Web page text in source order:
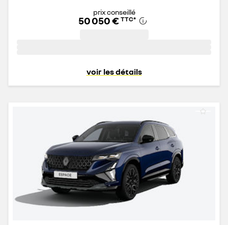
prix conseillé
50 050 € TTC*
voir les détails